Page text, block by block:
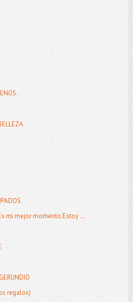
mi mejor momento.Estoy ...
regalos)